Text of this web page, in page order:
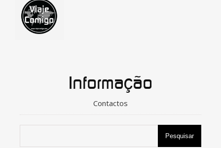
Informação
Contactos
Pesquisar